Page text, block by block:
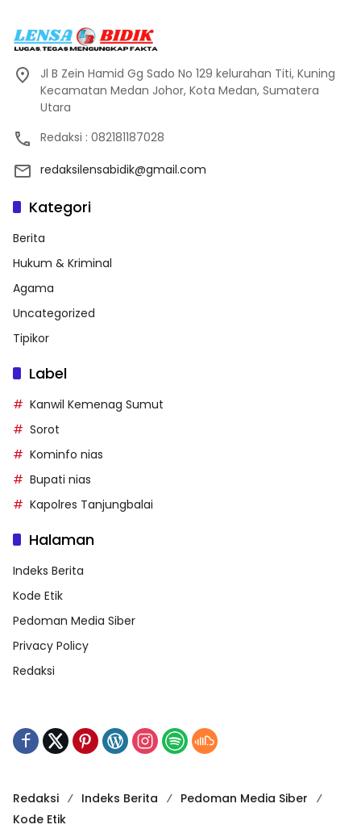
Jl B Zein Hamid Gg Sado No 129 kelurahan Titi, Kuning
Kecamatan Medan Johor, Kota Medan, Sumatera
Utara
Redaksi : 082181187028
redaksilensabidik@gmail.com
Kategori
Berita
Hukum & Kriminal
Agama
Uncategorized
Tipikor
Label
Kanwil Kemenag Sumut
Sorot
Kominfo nias
Bupati nias
Kapolres Tanjungbalai
Halaman
Indeks Berita
Kode Etik
Pedoman Media Siber
Privacy Policy
Redaksi
Redaksi Indeks Berita
Pedoman Media Siber
Kode Etik